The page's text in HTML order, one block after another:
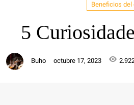
Beneficios del
5
Buho octubre 17, 2023